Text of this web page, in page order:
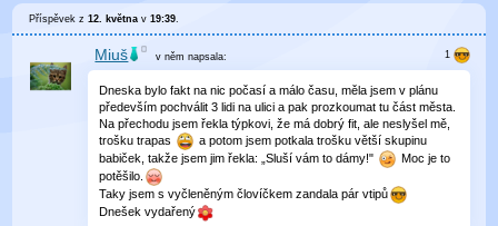
Příspěvek z12. května v19:39.
Miuš v němnapsala:
Dneska bylo fakt na nic počasí a málo času, měla jsem v plánu
především pochválit 3 lidi na ulici a pak prozkoumat tu část města.
Na přechodu jsem řekla týpkovi, že má dobrý fit, ale neslyšel mě,
trošku trapas
a potom jsem potkala trošku větší skupinu
babiček, takže jsem jim řekla: „Sluší vám to dámy!"
Moc je to
potěšilo.
Taky jsem s vyčleněným človíčkem zandala pár vtipů
Dnešek vydařený